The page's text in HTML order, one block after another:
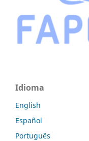
Idioma
English
Español
Português